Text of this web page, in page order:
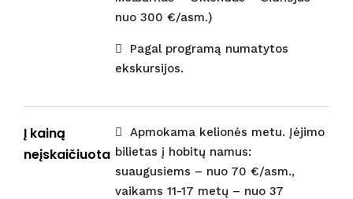
nuo 300 €/asm.)
Pagal programą numatytos
ekskursijos.
Į kainą
neįskaičiuota
Apmokama kelionės metu. Įėjimo
bilietas į hobitų namus:
suaugusiems – nuo 70 €/asm.,
vaikams 11-17 metų – nuo 37